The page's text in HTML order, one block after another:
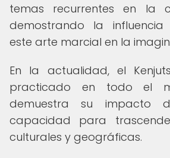
temas recurrentes en la
demostrando la
este arte marcial en la
En la actualidad, el
practicado en todo el
demuestra su impacto
capacidad para
culturales y geográficas.